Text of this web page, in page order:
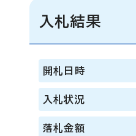
入札結果
開札日時
入札状況
落札金額